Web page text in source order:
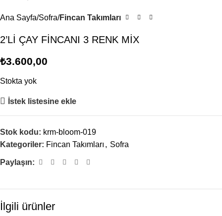
Ana Sayfa Sofra Fincan Takımları
2’Lİ ÇAY FİNCANI 3 RENK MİX
₺3.600,00
Stokta yok
İstek listesine ekle
Stok kodu: krm-bloom-019
Kategoriler: Fincan Takımları , Sofra
Paylaşın:
İlgili ürünler